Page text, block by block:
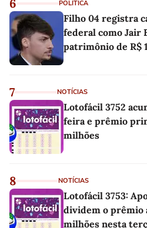
6 POLÍTICA
Filho 04 registra
federal como Jair
patrimônio de R$
7 NOTÍCIAS
Lotofácil 3752
feira e prêmio
milhões
8 NOTÍCIAS
Lotofácil 3753:
dividem o prêmio
milhões nesta